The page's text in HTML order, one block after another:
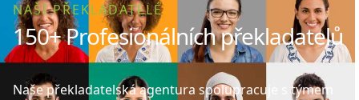
NAŠI PŘEKLADATELÉ
150+ Profesionálních překladatelů
Naše překladatelská agentura spolupracuje s týmem